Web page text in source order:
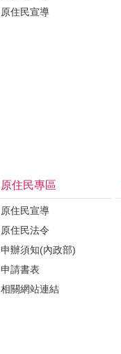
原住民宣導
原住民專區
原住民宣導
原住民法令
申辦須知(內政部)
申請書表
相關網站連結